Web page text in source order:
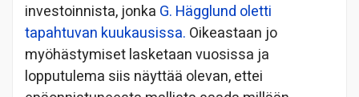
investoinnista, jonka G. Hägglund oletti
tapahtuvan kuukausissa. Oikeastaan jo
myöhästymiset lasketaan vuosissa ja
lopputulema siis näyttää olevan, ettei